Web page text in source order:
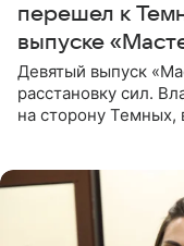
перешел к
выпуске
Девятый выпуск
расстановку сил.
на сторону Темных,